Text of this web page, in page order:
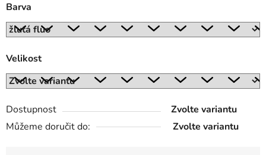
Barva
Velikost
Dostupnost
Zvolte variantu
Můžeme doručit do:
Zvolte variantu